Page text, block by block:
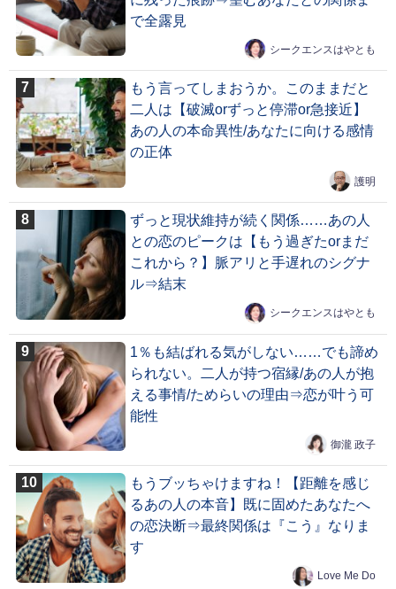
で全露見
シークエンスはやとも
もう言ってしまおうか。このままだと
二人は【破滅orずっと停滞or急接近】
あの人の本命異性/あなたに向ける感情
の正体
護明
ずっと現状維持が続く関係……あの人
との恋のピークは【もう過ぎたorまだ
これから？】脈アリと手遅れのシグナ
ル⇒結末
シークエンスはやとも
1％も結ばれる気がしない……でも諦め
られない。二人が持つ宿縁/あの人が抱
える事情/ためらいの理由⇒恋が叶う可
能性
御瀧 政子
もうブッちゃけますね！【距離を感じ
るあの人の本音】既に固めたあなたへ
の恋決断⇒最終関係は『こう』なりま
す
Love Me Do